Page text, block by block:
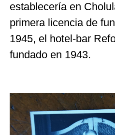
establecería en
primera licencia de
1945, el hotel-bar
fundado en 1943.